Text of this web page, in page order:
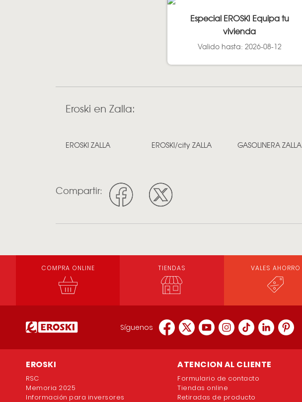
Especial EROSKI Equipa tu
vivienda
Valido hasta: 2026-08-12
Eroski en Zalla:
EROSKI ZALLA EROSKI/city ZALLA GASOLINERA ZALLA
Compartir:
COMPRA ONLINE TIENDAS VALES AHORRO
Síguenos
EROSKI
RSC
Memoria 2025
Información para inversores
ATENCION AL CLIENTE
Formulario de contacto
Tiendas online
Retiradas de producto